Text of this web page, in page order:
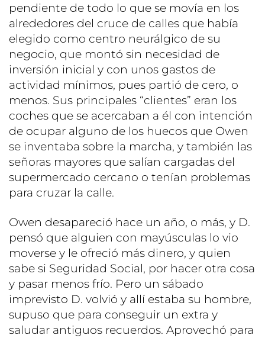
pendiente de todo lo que se movía en los
alrededores del cruce de calles que había
elegido como centro neurálgico de su
negocio, que montó sin necesidad de
inversión inicial y con unos gastos de
actividad mínimos, pues partió de cero, o
menos. Sus principales “clientes” eran los
coches que se acercaban a él con intención
de ocupar alguno de los huecos que Owen
se inventaba sobre la marcha, y también las
señoras mayores que salían cargadas del
supermercado cercano o tenían problemas
para cruzar la calle.
Owen desapareció hace un año, o más, y D.
pensó que alguien con mayúsculas lo vio
moverse y le ofreció más dinero, y quien
sabe si Seguridad Social, por hacer otra cosa
y pasar menos frío. Pero un sábado
imprevisto D. volvió y allí estaba su hombre,
supuso que para conseguir un extra y
saludar antiguos recuerdos. Aprovechó para